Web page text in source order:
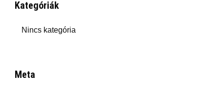
Kategóriák
Nincs kategória
Meta